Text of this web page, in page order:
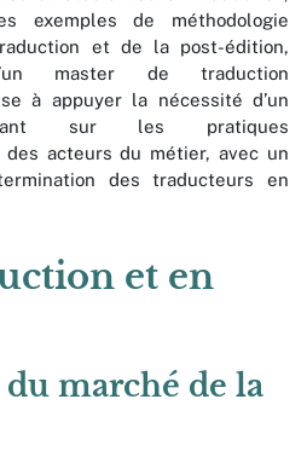
exemples de méthodologie
et de la post-édition,
master de traduction
à appuyer la nécessité d’un
sur les pratiques
acteurs du métier, avec un
des traducteurs en
et en
marché de la